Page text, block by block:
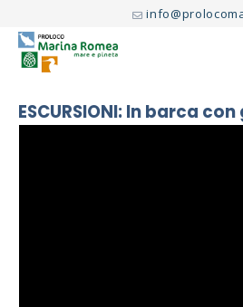
ESCURSIONI: In barca